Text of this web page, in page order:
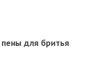
для бритья